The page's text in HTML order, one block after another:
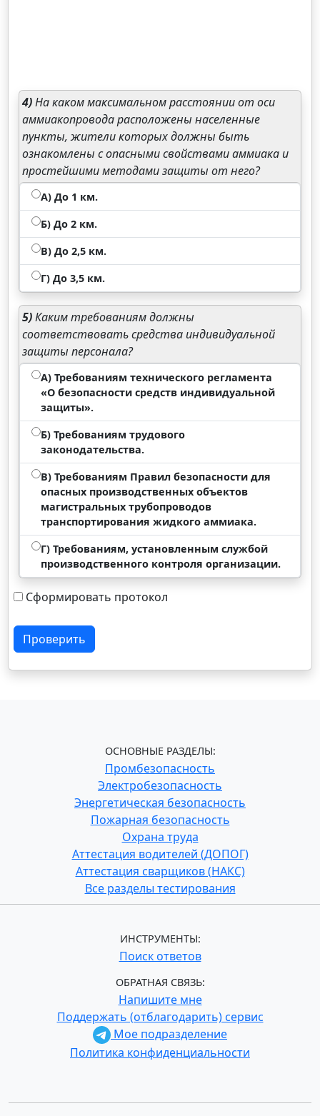
4)На каком максимальном расстоянии от оси
аммиакопровода расположены населенные
пункты, жители которых должны быть
ознакомлены с опасными свойствами аммиака и
простейшими методами защиты от него?
А) До 1 км.
Б) До 2 км.
В) До 2,5 км.
Г) До 3,5 км.
5)Каким требованиям должны
соответствовать средства индивидуальной
защиты персонала?
А) Требованиям технического регламента
«О безопасности средств индивидуальной
защиты».
Б) Требованиям трудового
законодательства.
В) Требованиям Правил безопасности для
опасных производственных объектов
магистральных трубопроводов
транспортирования жидкого аммиака.
Г) Требованиям, установленным службой
производственного контроля организации.
Сформировать протокол
Проверить
ОСНОВНЫЕ РАЗДЕЛЫ:
Промбезопасность
Электробезопасность
Энергетическая безопасность
Пожарная безопасность
Охрана труда
Аттестация водителей (ДОПОГ)
Аттестация сварщиков (НАКС)
Все разделы тестирования
ИНСТРУМЕНТЫ:
Поиск ответов
ОБРАТНАЯ СВЯЗЬ:
Напишите мне
Поддержать (отблагодарить) сервис
Мое подразделение
Политика конфиденциальности